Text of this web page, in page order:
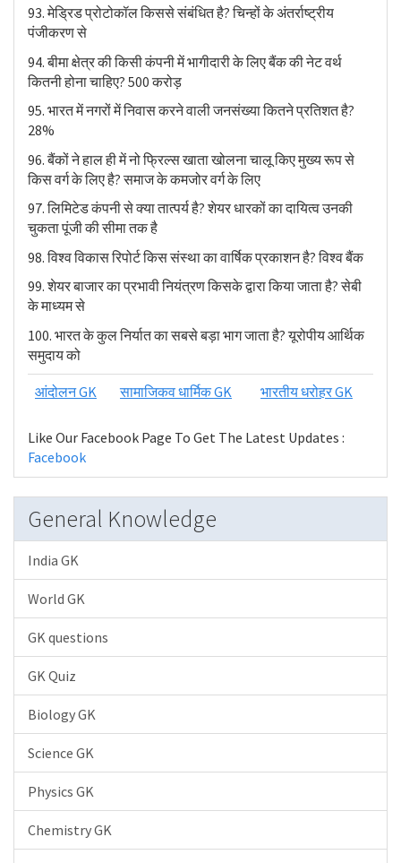
93. मेड्रिड प्रोटोकॉल किससे संबंधित है? चिन्हों के अंतर्राष्ट्रीय
पंजीकरण से
94. बीमा क्षेत्र की किसी कंपनी में भागीदारी के लिए बैंक की नेट वर्थ
कितनी होना चाहिए? 500 करोड़
95. भारत में नगरों में निवास करने वाली जनसंख्या कितने प्रतिशत है?
28%
96. बैंकों ने हाल ही में नो फ्रिल्स खाता खोलना चालू किए मुख्य रूप से
किस वर्ग के लिए है? समाज के कमजोर वर्ग के लिए
97. लिमिटेड कंपनी से क्या तात्पर्य है? शेयर धारकों का दायित्व उनकी
चुकता पूंजी की सीमा तक है
98. विश्व विकास रिपोर्ट किस संस्था का वार्षिक प्रकाशन है? विश्व बैंक
99. शेयर बाजार का प्रभावी नियंत्रण किसके द्वारा किया जाता है? सेबी
के माध्यम से
100. भारत के कुल निर्यात का सबसे बड़ा भाग जाता है? यूरोपीय आर्थिक
समुदाय को
आंदोलन GK सामाजिकव धार्मिक GK भारतीय धरोहर GK
Like Our Facebook Page To Get The Latest Updates :
Facebook
General Knowledge
India GK
World GK
GK questions
GK Quiz
Biology GK
Science GK
Physics GK
Chemistry GK